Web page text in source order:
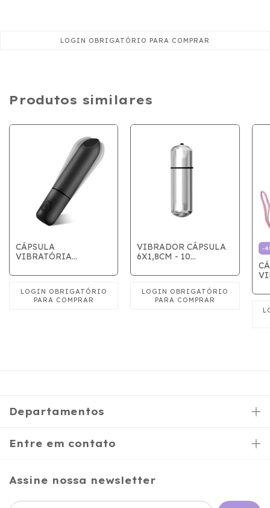
Produtos similares
CÁPSULA
VIBRATÓRIA
RECARREGÁVEL 10
VIBRAÇÕES - PRETO
VIBRADOR CÁPSULA
6X1,8CM - 10
-
Departamentos
Entre em contato
Assine nossa newsletter